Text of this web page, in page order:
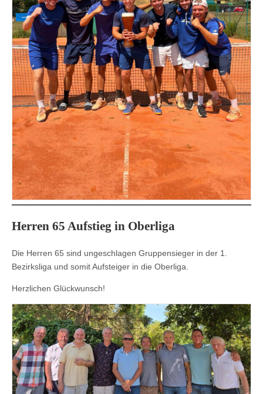
Herren 65 Aufstieg in Oberliga
Die Herren 65 sind ungeschlagen Gruppensieger in der 1.
Bezirksliga und somit Aufsteiger in die Oberliga.
Herzlichen Glückwunsch!